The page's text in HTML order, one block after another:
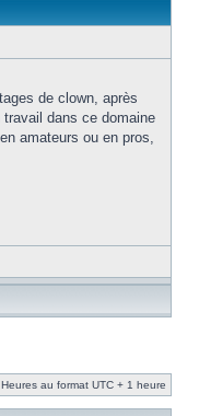
de clown, après
dans ce domaine
amateurs ou en pros,
Heures au format UTC + 1 heure